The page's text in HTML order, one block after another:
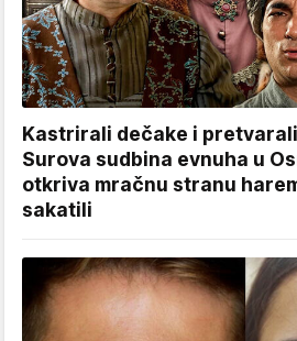
Kastrirali dečake i
Surova sudbina evnuha u
otkriva mračnu stranu
sakatili